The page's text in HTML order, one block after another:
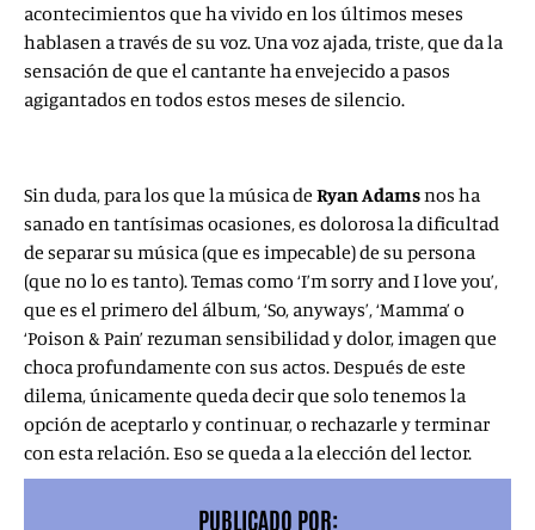
acontecimientos que ha vivido en los últimos meses
hablasen a través de su voz. Una voz ajada, triste, que da la
sensación de que el cantante ha envejecido a pasos
agigantados en todos estos meses de silencio.
Sin duda, para los que la música de Ryan Adamsnos ha
sanado en tantísimas ocasiones, es dolorosa la dificultad
de separar su música (que es impecable) de su persona
(que no lo es tanto). Temas como ‘I’m sorry and I love you’,
que es el primero del álbum, ‘So, anyways’, ‘Mamma’ o
‘Poison & Pain’ rezuman sensibilidad y dolor, imagen que
choca profundamente con sus actos. Después de este
dilema, únicamente queda decir que solo tenemos la
opción de aceptarlo y continuar, o rechazarle y terminar
con esta relación. Eso se queda a la elección del lector.
PUBLICADO POR: